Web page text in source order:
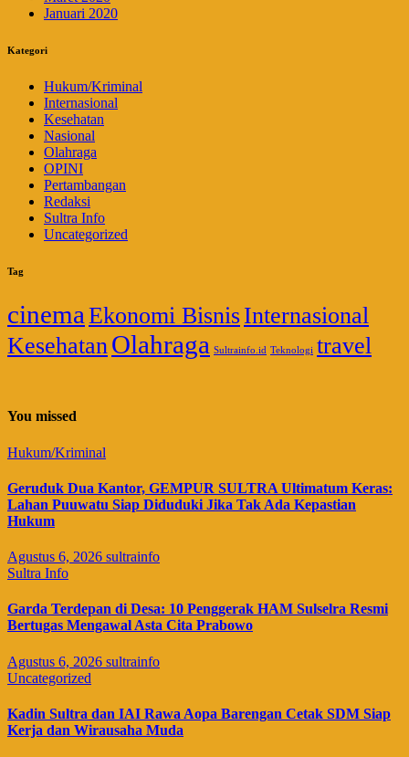
Januari 2020
Kategori
Hukum/Kriminal
Internasional
Kesehatan
Nasional
Olahraga
OPINI
Pertambangan
Redaksi
Sultra Info
Uncategorized
Tag
cinema Ekonomi BisnisInternasional
KesehatanOlahraga Sultrainfo.id Teknologi travel
You missed
Hukum/Kriminal
Geruduk Dua Kantor, GEMPUR SULTRA Ultimatum Keras:
Lahan Puuwatu Siap Diduduki Jika Tak Ada Kepastian
Hukum
Agustus 6, 2026 sultrainfo
Sultra Info
Garda Terdepan di Desa: 10 Penggerak HAM Sulselra Resmi
Bertugas Mengawal Asta Cita Prabowo
Agustus 6, 2026 sultrainfo
Uncategorized
Kadin Sultra dan IAI Rawa Aopa Barengan Cetak SDM Siap
Kerja dan Wirausaha Muda